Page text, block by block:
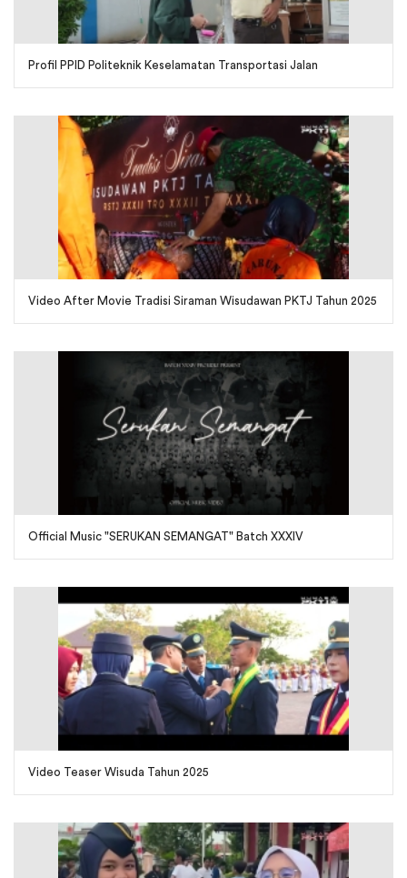
Profil PPID Politeknik Keselamatan Transportasi Jalan
Video After Movie Tradisi Siraman Wisudawan PKTJ Tahun 2025
Official Music "SERUKAN SEMANGAT" Batch XXXIV
Video Teaser Wisuda Tahun 2025